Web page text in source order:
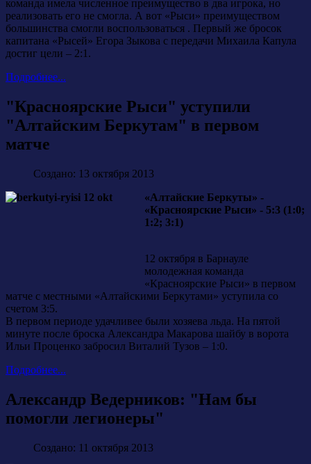
команда имела численное преимущество в два игрока, но
реализовать его не смогла. А вот «Рыси» преимуществом
большинства смогли воспользоваться . Первый же бросок
капитана «Рысей» Егора Зыкова с передачи Михаила Капула
достиг цели – 2:1.
Подробнее...
"Красноярские Рыси" уступили
"Алтайским Беркутам" в первом
матче
Создано: 13 октября 2013
«Алтайские Беркуты» -
«Красноярские Рыси» - 5:3 (1:0;
1:2; 3:1)
12 октября в Барнауле
молодежная команда
«Красноярские Рыси» в первом
матче с местными «Алтайскими Беркутами» уступила со
счетом 3:5.
В первом периоде удачливее были хозяева льда. На пятой
минуте после броска Александра Макарова шайбу в ворота
Ильи Проценко забросил Виталий Тузов – 1:0.
Подробнее...
Александр Ведерников: "Нам бы
помогли легионеры"
Создано: 11 октября 2013